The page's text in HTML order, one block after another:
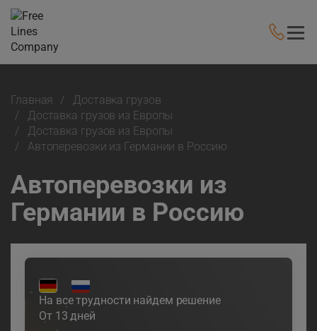
Главная
Доставка грузов
Доставка грузов из Европы
Доставка грузов из Европы
Автоперевозки из Германии в Россию
Автоперевозки из
Германии в Россию
На все трудности найдем решение
От 13 дней